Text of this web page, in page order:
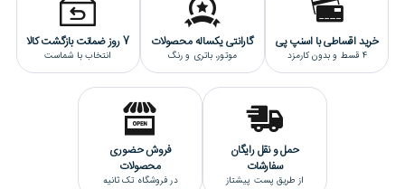
این ملاقات به سوئد برده و برندی را که امروز شاهد آن هستیم خلق می کند.
مقالات مرتبط :
ساعت ضد آب چقدر زیر آب مقاوم است ؟
خرید اقساطی با اسنپ پی
4 قسط و بدون کارمزد
گارانتی یکساله محصولات
موتور، باتری و رنگ
7 روز ضمانت بازگشت کالا
انتخاب با شماست
حمل و نقل رایگان
سفارشات
از طریق پست پیشتاز
فروش حضوری
محصولات
در فروشگاه تک ثانیه